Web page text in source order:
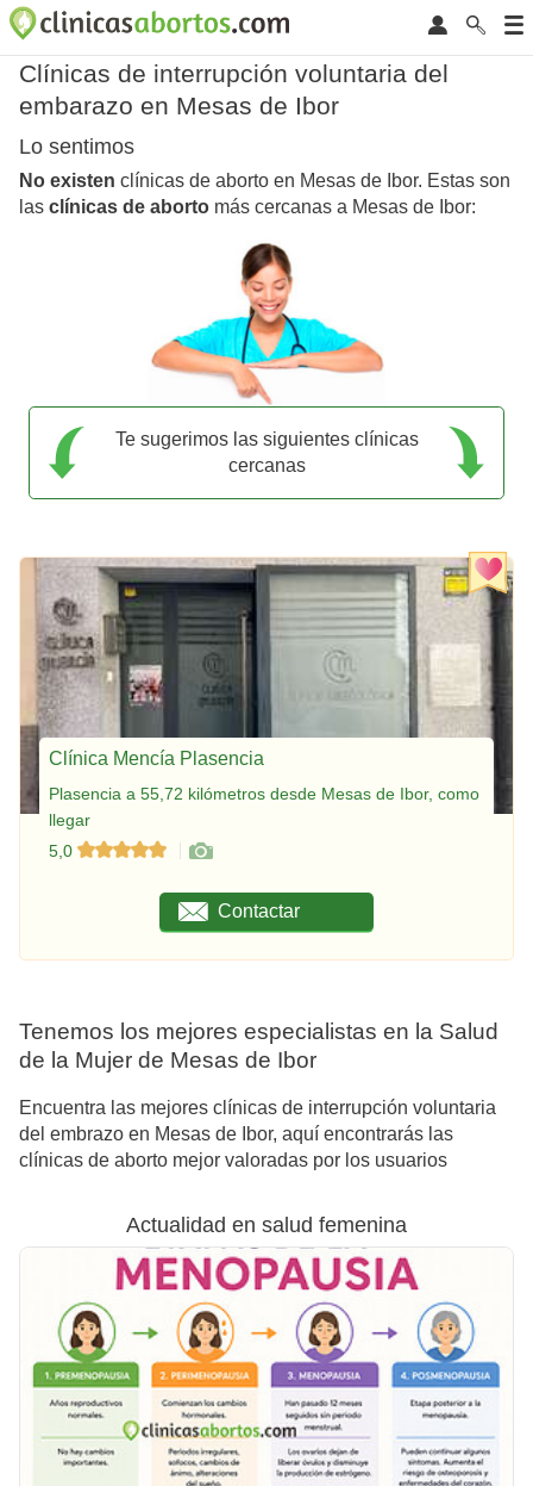
Clínicas de interrupción voluntaria del
embarazo en Mesas de Ibor
Lo sentimos
No existen clínicas de aborto en Mesas de Ibor. Estas son
las clínicas de aborto más cercanas a Mesas de Ibor:
Te sugerimos las siguientes clínicas
cercanas
Clínica Mencía Plasencia
Plasencia a 55,72 kilómetros desde Mesas de Ibor, como
llegar
5,0
Contactar
Tenemos los mejores especialistas en la Salud
de la Mujer de Mesas de Ibor
Encuentra las mejores clínicas de interrupción voluntaria
del embrazo en Mesas de Ibor, aquí encontrarás las
clínicas de aborto mejor valoradas por los usuarios
Actualidad en salud femenina